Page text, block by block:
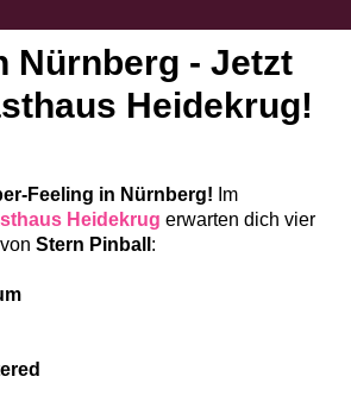
Nürnberg - Jetzt
Heidekrug!
Feeling in Nürnberg! Im
Heidekrug erwarten dich vier
Stern Pinball :